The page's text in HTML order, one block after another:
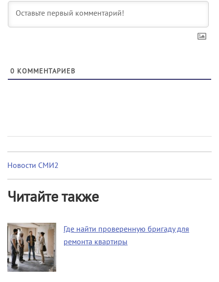
0 КОММЕНТАРИЕВ
Новости СМИ2
Читайте также
Где найти проверенную бригаду для
ремонта квартиры